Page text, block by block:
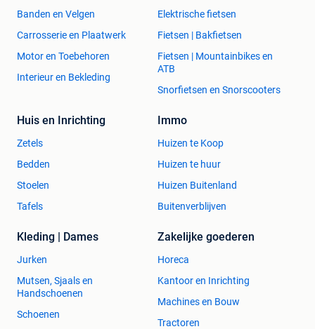
Banden en Velgen
Carrosserie en Plaatwerk
Motor en Toebehoren
Interieur en Bekleding
Elektrische fietsen
Fietsen | Bakfietsen
Fietsen | Mountainbikes en
ATB
Snorfietsen en Snorscooters
Huis en Inrichting
Zetels
Bedden
Stoelen
Tafels
Immo
Huizen te Koop
Huizen te huur
Huizen Buitenland
Buitenverblijven
Kleding | Dames
Jurken
Mutsen, Sjaals en
Handschoenen
Schoenen
Zakelijke goederen
Horeca
Kantoor en Inrichting
Machines en Bouw
Tractoren